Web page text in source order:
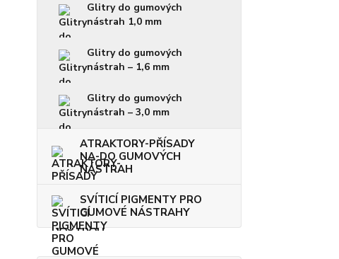
Glitry do gumových
nástrah 1,0 mm
Glitry do gumových
nástrah – 1,6 mm
Glitry do gumových
nástrah – 3,0 mm
ATRAKTORY-PŘÍSADY
NA-DO GUMOVÝCH
NÁSTRAH
SVÍTICÍ PIGMENTY PRO
GUMOVÉ NÁSTRAHY